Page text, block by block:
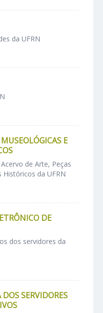
da UFRN
E
de Arte, Peças
da UFRN
DE
dos servidores da
SERVIDORES